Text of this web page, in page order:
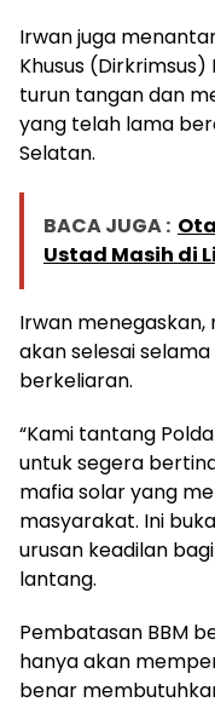
Irwan juga
Khusus (Dirkrimsus)
turun tangan dan
yang telah lama
Selatan.
BACA JUGA :
Ustad Masih di
Irwan menegaskan,
akan selesai
berkeliaran.
“Kami tantang
untuk segera
mafia solar yang
masyarakat. Ini
urusan keadilan
lantang.
Pembatasan BBM
hanya akan
benar